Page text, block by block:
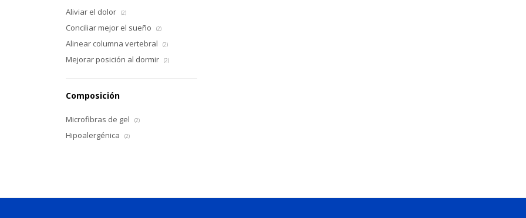
Aliviar el dolor (2)
Conciliar mejor el sueño (2)
Alinear columna vertebral (2)
Mejorar posición al dormir (2)
Composición
Microfibras de gel (2)
Hipoalergénica (2)